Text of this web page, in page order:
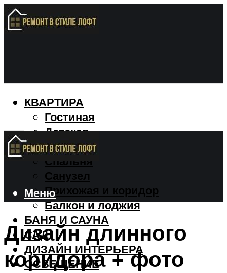
КВАРТИРА
Гостиная
Детская
Кухня
Спальня
Санузел
Прихожая и коридор
Балкон и лоджия
БАНЯ И САУНА
САД
ДИЗАЙН ИНТЕРЬЕРА
ОСВЕЩЕНИЕ
Меню
Дизайн длинного
коридора + фото